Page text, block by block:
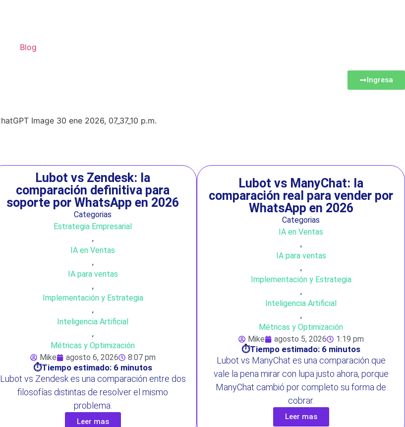
Blog
Ingresa
Lubot vs Zendesk: la
comparación definitiva para
soporte por WhatsApp en 2026
Categorias
Estrategia Empresarial
,
IA en Ventas
,
IA para ventas
,
Implementación y Estrategia
,
Inteligencia Artificial
,
Métricas y Optimización
Mike
agosto 6, 2026 8:07 pm
⏱️Tiempo estimado: 6 minutos
Lubot vs Zendesk es una comparación entre dos
filosofías distintas de resolver el mismo
problema.
Leer mas
Lubot vs ManyChat: la
comparación real para vender por
WhatsApp en 2026
Categorias
IA en Ventas
,
IA para ventas
,
Implementación y Estrategia
,
Inteligencia Artificial
,
Métricas y Optimización
Mike
agosto 5, 2026 1:19 pm
⏱️Tiempo estimado: 6 minutos
Lubot vs ManyChat es una comparación que
vale la pena mirar con lupa justo ahora, porque
ManyChat cambió por completo su forma de
cobrar.
Leer mas